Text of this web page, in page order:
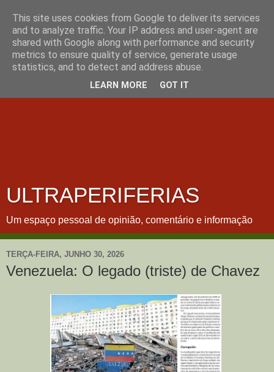
ULTRAPERIFERIAS
Um espaço pessoal de opinião, comentário e informação
TERÇA-FEIRA, JUNHO 30, 2026
Venezuela: O legado (triste) de Chavez
This site uses cookies from Google to deliver its services
and to analyze traffic. Your IP address and user-agent are
shared with Google along with performance and security
metrics to ensure quality of service, generate usage
statistics, and to detect and address abuse.
LEARN MORE GOT IT